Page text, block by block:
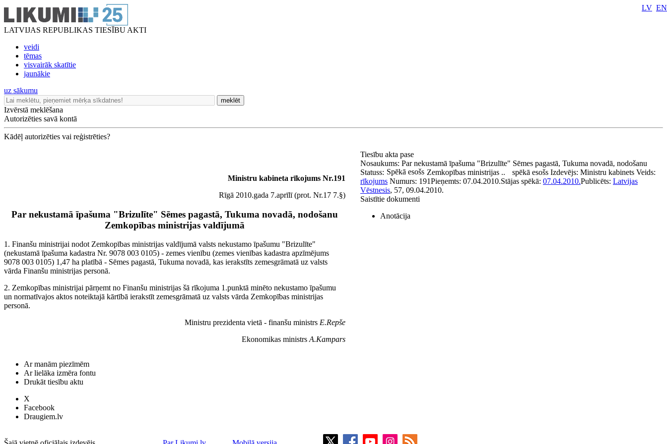
LATVIJAS REPUBLIKAS TIESĪBU AKTI
veidi
tēmas
visvairāk skatītie
jaunākie
LV EN
uz sākumu
meklēt
Izvērstā meklēšana
Autorizēties savā kontā
Kādēļ autorizēties vai reģistrēties?
Ministru kabineta rīkojums Nr.191
Rīgā 2010.gada 7.aprīlī (prot. Nr.17 7.§)
Par nekustamā īpašuma "Brizulīte" Sēmes pagastā, Tukuma novadā, nodošanu
Zemkopības ministrijas valdījumā
1. Finanšu ministrijai nodot Zemkopības ministrijas valdījumā valsts nekustamo īpašumu "Brizulīte"
(nekustamā īpašuma kadastra Nr. 9078 003 0105) - zemes vienību (zemes vienības kadastra apzīmējums
9078 003 0105) 1,47 ha platībā - Sēmes pagastā, Tukuma novadā, kas ierakstīts zemesgrāmatā uz valsts
vārda Finanšu ministrijas personā.
2. Zemkopības ministrijai pārņemt no Finanšu ministrijas šā rīkojuma 1.punktā minēto nekustamo īpašumu
un normatīvajos aktos noteiktajā kārtībā ierakstīt zemesgrāmatā uz valsts vārda Zemkopības ministrijas
personā.
Ministru prezidenta vietā - finanšu ministrs E.Repše
Ekonomikas ministrsA.Kampars
Tiesību akta pase
Nosaukums: Par nekustamā īpašuma "Brizulīte" Sēmes pagastā, Tukuma novadā, nodošanu
Zemkopības ministrijas ..
Statuss: Spēkā esošs spēkā esošs Izdevējs: Ministru kabinets Veids:
rīkojums Numurs: 191Pieņemts: 07.04.2010.Stājas spēkā: 07.04.2010.Publicēts: Latvijas
Vēstnesis, 57, 09.04.2010.
Saistītie dokumenti
Anotācija
Ar manām piezīmēm
Ar lielāka izmēra fontu
Drukāt tiesību aktu
X
Facebook
Draugiem.lv